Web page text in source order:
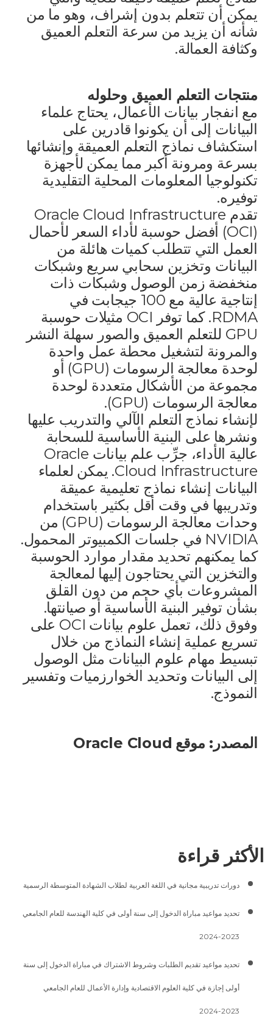
يمكن أن تتعلم بدون إشراف، وهو ما من
شأنه أن يزيد من سرعة التعلم العميق
وكثافة العمالة.
منتجات التعلم العميق وحلوله
مع انفجار بيانات الأعمال، يحتاج علماء
البيانات إلى أن يكونوا قادرين على
استكشاف نماذج التعلم العميقة وإنشائها
بسرعة ومرونة أكبر مما يمكن لأجهزة
تكنولوجيا المعلومات المحلية التقليدية
توفيره.
تقدم Oracle Cloud Infrastructure
(OCI) أفضل حوسبة لأداء السعر لأحمال
العمل التي تتطلب كميات هائلة من
البيانات وتخزين سحابي سريع وشبكات
منخفضة زمن الوصول وشبكات ذات
إنتاجية عالية مع 100 جيجابت في
RDMA. كما توفر OCI مثيلات حوسبة
GPU للتعلم العميق والصور سهلة النشر
والمرونة لتشغيل محطة عمل واحدة
لوحدة معالجة الرسومات (GPU) أو
مجموعة من الأشكال متعددة لوحدة
معالجة الرسومات (GPU).
لإنشاء نماذج التعلم الآلي والتدريب عليها
ونشرها على البنية الأساسية للسحابة
عالية الأداء، جرِّب علم بيانات Oracle
Cloud Infrastructure. يمكن لعلماء
البيانات إنشاء نماذج تعليمية عميقة
وتدريبها في وقت أقل بكثير باستخدام
وحدات معالجة الرسومات (GPU) من
NVIDIA في جلسات الكمبيوتر المحمول.
كما يمكنهم تحديد مقدار موارد الحوسبة
والتخزين التي يحتاجون إليها لمعالجة
المشروعات بأي حجم من دون القلق
بشأن توفير البنية الأساسية أو صيانتها.
وفوق ذلك، تعمل علوم بيانات OCI على
تسريع عملية إنشاء النماذج من خلال
تبسيط مهام علوم البيانات مثل الوصول
إلى البيانات وتحديد الخوارزميات وتفسير
النموذج.
المصدر: موقع Oracle Cloud
الأكثر قراءة
دورات تدريبية مجانية في اللغة العربية لطلاب الشهادة المتوسطة الرسمية
تحديد مواعيد مباراة الدخول إلى سنة أولى في كلية الهندسة للعام الجامعي
2023-2024
تحديد مواعيد تقديم الطلبات وشروط الاشتراك في مباراة الدخول إلى سنة
أولى إجازة في كلية العلوم الاقتصادية وإدارة الأعمال للعام الجامعي
2023-2024